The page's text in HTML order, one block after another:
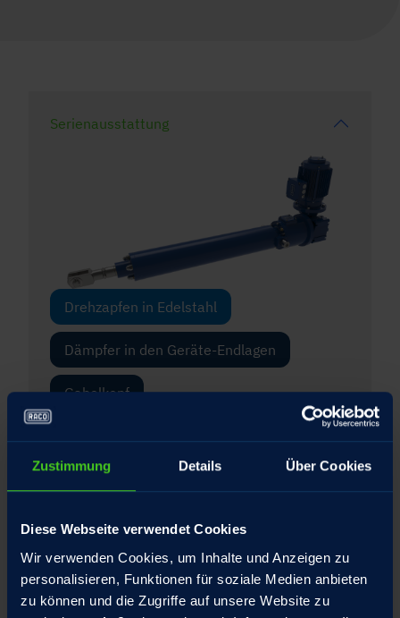
Zustimmung Details Über Cookies
Diese Webseite verwendet Cookies
Wir verwenden Cookies, um Inhalte und Anzeigen zu
personalisieren, Funktionen für soziale Medien anbieten
zu können und die Zugriffe auf unsere Website zu
Serienausstattung
Drehzapfen in Edelstahl
Dämpfer in den Geräte-Endlagen
Gabelkopf
Integrierte Drehmomentstütze für die
Umschlagbolzen
Schubrohr Hartverchromt